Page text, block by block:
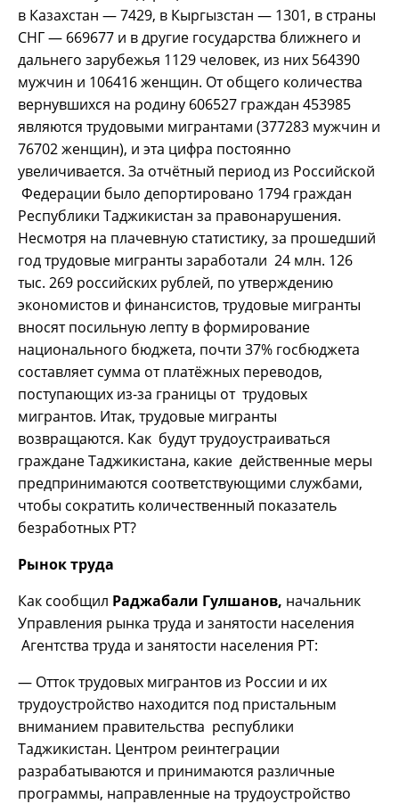
в Казахстан — 7429, в Кыргызстан — 1301, в страны
СНГ — 669677 и в другие государства ближнего и
дальнего зарубежья 1129 человек, из них 564390
мужчин и 106416 женщин. От общего количества
вернувшихся на родину 606527 граждан 453985
являются трудовыми мигрантами (377283 мужчин и
76702 женщин), и эта цифра постоянно
увеличивается. За отчётный период из Российской
Федерации было депортировано 1794 граждан
Республики Таджикистан за правонарушения.
Несмотря на плачевную статистику, за прошедший
год трудовые мигранты заработали 24 млн. 126
тыс. 269 российских рублей, по утверждению
экономистов и финансистов, трудовые мигранты
вносят посильную лепту в формирование
национального бюджета, почти 37% госбюджета
составляет сумма от платёжных переводов,
поступающих из-за границы от трудовых
мигрантов. Итак, трудовые мигранты
возвращаются. Как будут трудоустраиваться
граждане Таджикистана, какие действенные меры
предпринимаются соответствующими службами,
чтобы сократить количественный показатель
безработных РТ?
Рынок труда
Как сообщил Раджабали Гулшанов, начальник
Управления рынка труда и занятости населения
Агентства труда и занятости населения РТ:
— Отток трудовых мигрантов из России и их
трудоустройство находится под пристальным
вниманием правительства республики
Таджикистан. Центром реинтеграции
разрабатываются и принимаются различные
программы, направленные на трудоустройство